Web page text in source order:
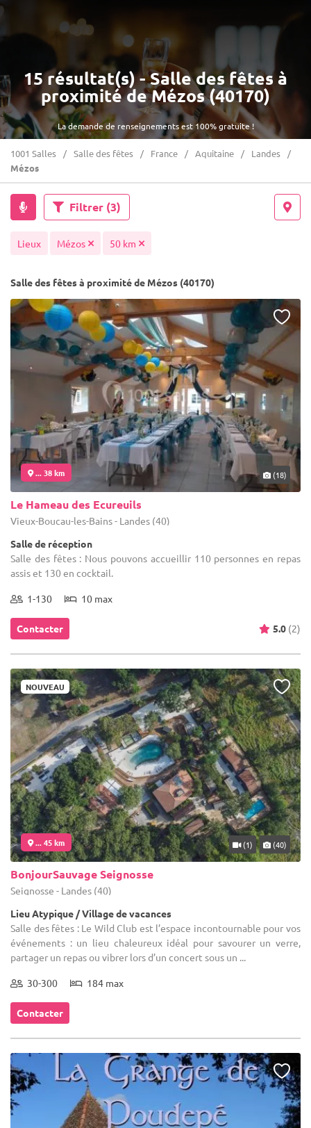
La demande de renseignements est 100% gratuite !
15 résultat(s) - Salle des fêtes à
proximité de Mézos (40170)
1001 Salles Salle des fêtes France Aquitaine
Landes
Mézos
Filtrer (3)
Lieux Mézos 50 km
Salle des fêtes à proximité de Mézos (40170)
... 38 km (18)
Le Hameau des Ecureuils
Vieux-Boucau-les-Bains - Landes (40)
Salle de réception
Salle des fêtes : Nous pouvons accueillir 110 personnes en repas
assis et 130 en cocktail.
1-130 10 max
Contacter 5.0 (2)
NOUVEAU
... 45 km (1) (40)
BonjourSauvage Seignosse
Seignosse - Landes (40)
Lieu Atypique / Village de vacances
Salle des fêtes : Le Wild Club est l’espace incontournable pour vos
événements : un lieu chaleureux idéal pour savourer un verre,
partager un repas ou vibrer lors d’un concert sous un ...
30-300 184 max
Contacter